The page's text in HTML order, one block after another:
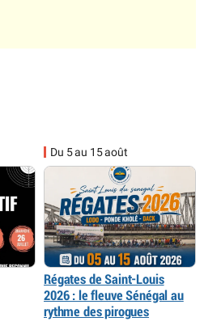
Du 5 au 15 août
Régates de Saint-Louis
2026 : le fleuve Sénégal au
rythme des pirogues